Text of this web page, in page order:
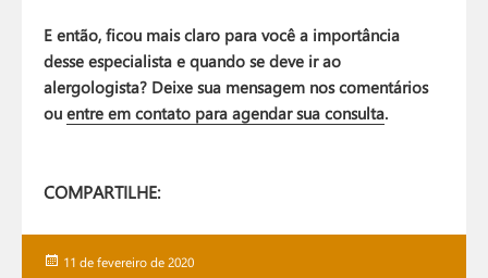
E então, ficou mais claro para você a importância
desse especialista e quando se deve ir ao
alergologista? Deixe sua mensagem nos comentários
ouentre em contato para agendar sua consulta.
COMPARTILHE:
Publicado
11 de fevereiro de 2020